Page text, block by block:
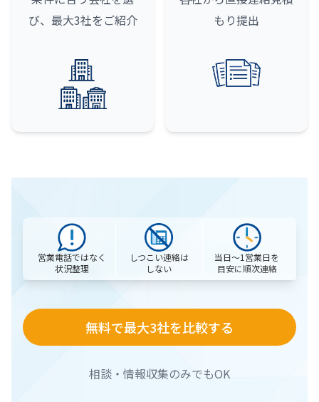
び、最大3社をご紹介
もり提出
営業電話ではなく
状況整理
しつこい連絡は
しない
当日〜1営業日を
目安に順次連絡
無料で最大3社を比較する
相談・情報収集のみでもOK